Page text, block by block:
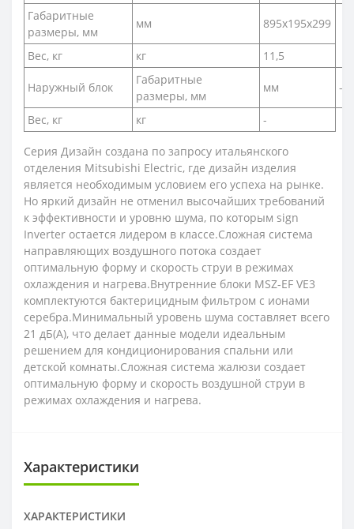
Габаритные
размеры, мм
мм 895x195x299
Вес, кг кг 11,5
Наружный блок
Габаритные
размеры, мм
мм -
Вес, кг кг -
Серия Дизайн создана по запросу итальянского
отделения Mitsubishi Electric, где дизайн изделия
является необходимым условием его успеха на рынке.
Но яркий дизайн не отменил высочайших требований
к эффективности и уровню шума, по которым sign
Inverter остается лидером в классе.Сложная система
направляющих воздушного потока создает
оптимальную форму и скорость струи в режимах
охлаждения и нагрева.Внутренние блоки MSZ-EF VE3
комплектуются бактерицидным фильтром с ионами
серебра.Минимальный уровень шума составляет всего
21 дБ(А), что делает данные модели идеальным
решением для кондиционирования спальни или
детской комнаты.Сложная система жалюзи создает
оптимальную форму и скорость воздушной струи в
режимах охлаждения и нагрева.
Характеристики
ХАРАКТЕРИСТИКИ